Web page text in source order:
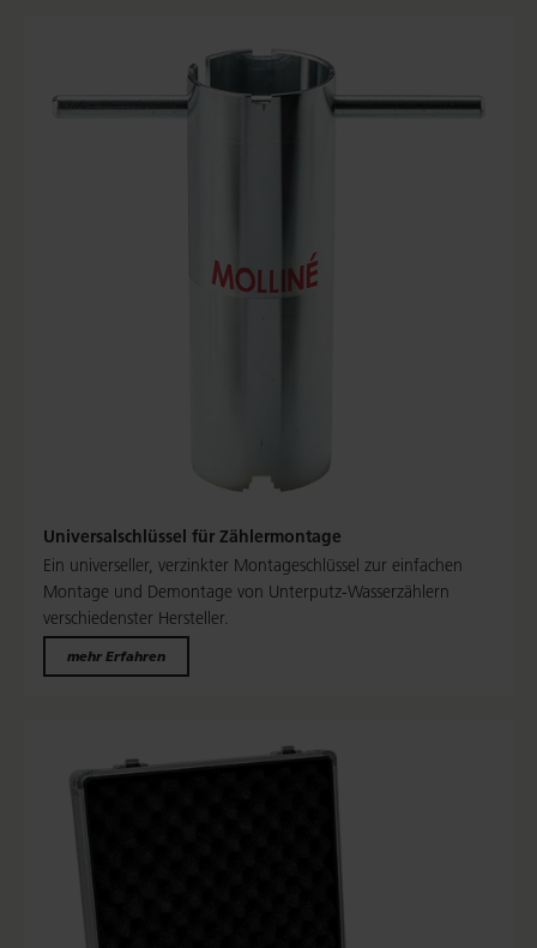
Universalschlüssel für Zählermontage
Ein universeller, verzinkter Montageschlüssel zur einfachen
Montage und Demontage von Unterputz-Wasserzählern
verschiedenster Hersteller.
mehr Erfahren